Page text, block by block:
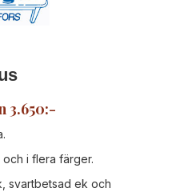
3.650:-
i flera färger.
svartbetsad ek och